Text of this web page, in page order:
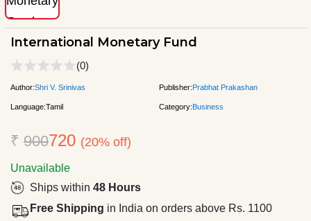
International Monetary Fund
(0)
Author:Shri V. Srinivas Publisher:Prabhat Prakashan
Language:Tamil Category:Business
₹ 900720 (20% off)
Unavailable
Ships within 48 Hours
Free Shipping in India on orders above Rs. 1100